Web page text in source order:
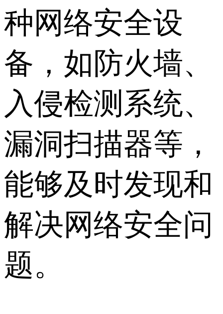
种网络安全设
备，如防火墙、
入侵检测系统、
漏洞扫描器等，
能够及时发现和
解决网络安全问
题。